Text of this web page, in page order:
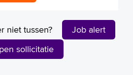
niet tussen?
Job alert
sollicitatie